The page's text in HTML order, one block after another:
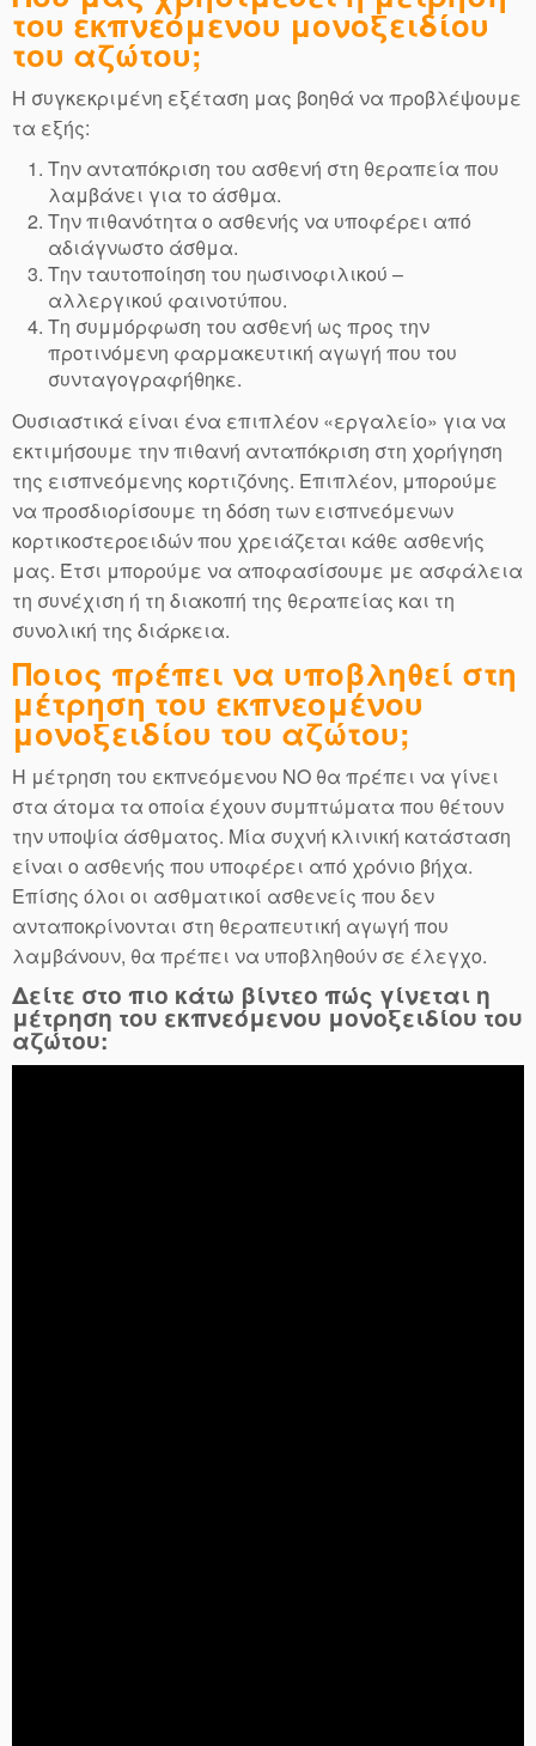
του εκπνεόμενου μονοξειδίου
του αζώτου;
Η συγκεκριμένη εξέταση μας βοηθά να προβλέψουμε
τα εξής:
Την ανταπόκριση του ασθενή στη θεραπεία που
λαμβάνει για το άσθμα.
Την πιθανότητα ο ασθενής να υποφέρει από
αδιάγνωστο άσθμα.
Την ταυτοποίηση του ηωσινοφιλικού –
αλλεργικού φαινοτύπου.
Τη συμμόρφωση του ασθενή ως προς την
προτινόμενη φαρμακευτική αγωγή που του
συνταγογραφήθηκε.
Ουσιαστικά είναι ένα επιπλέον «εργαλείο» για να
εκτιμήσουμε την πιθανή ανταπόκριση στη χορήγηση
της εισπνεόμενης κορτιζόνης. Επιπλέον, μπορούμε
να προσδιορίσουμε τη δόση των εισπνεόμενων
κορτικοστεροειδών που χρειάζεται κάθε ασθενής
μας. Έτσι μπορούμε να αποφασίσουμε με ασφάλεια
τη συνέχιση ή τη διακοπή της θεραπείας και τη
συνολική της διάρκεια.
Ποιος πρέπει να υποβληθεί στη
μέτρηση του εκπνεομένου
μονοξειδίου του αζώτου;
Η μέτρηση του εκπνεόμενου NO θα πρέπει να γίνει
στα άτομα τα οποία έχουν συμπτώματα που θέτουν
την υποψία άσθματος. Μία συχνή κλινική κατάσταση
είναι ο ασθενής που υποφέρει από χρόνιο βήχα.
Επίσης όλοι οι ασθματικοί ασθενείς που δεν
ανταποκρίνονται στη θεραπευτική αγωγή που
λαμβάνουν, θα πρέπει να υποβληθούν σε έλεγχο.
Δείτε στο πιο κάτω βίντεο πώς γίνεται η
μέτρηση του εκπνεόμενου μονοξειδίου του
αζώτου: